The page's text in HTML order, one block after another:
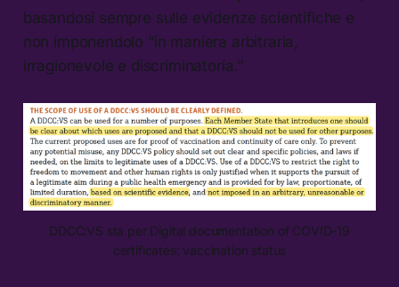
basandosi sempre sulle evidenze scientifiche e
non imponendolo “in maniera arbitraria,
irragionevole e discriminatoria.”
DDCC:VS sta per Digital documentation of COVID-19
certificates: vaccination status